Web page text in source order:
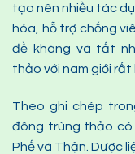
tạo nên nhiều tác
hóa, hỗ trợ chống
đề kháng và tất
thảo với nam giới rất
Theo ghi chép
đông trùng thảo có
Phế và Thận. Dược